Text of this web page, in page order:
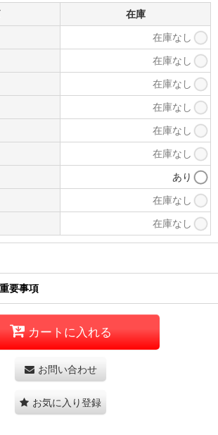
在庫
在庫なし
在庫なし
在庫なし
在庫なし
在庫なし
在庫なし
あり
在庫なし
在庫なし
要事項
カートに入れる
お問い合わせ
お気に入り登録